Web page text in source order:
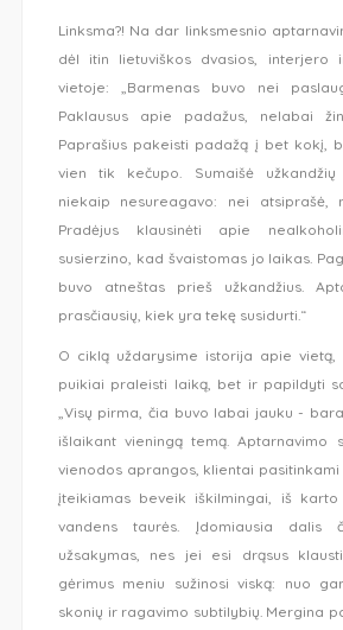
Linksma?! Na dar linksmesnio
dėl itin lietuviškos dvasios, interjero
vietoje: „Barmenas buvo nei
Paklausus apie padažus, nelabai
Paprašius pakeisti padažą į bet kokį,
vien tik kečupo. Sumaišė užkandžių
niekaip nesureagavo: nei atsiprašė,
Pradėjus klausinėti apie
susierzino, kad švaistomas jo laikas.
buvo atneštas prieš užkandžius.
prasčiausių, kiek yra tekę susidurti.“
O ciklą uždarysime istorija apie
puikiai praleisti laiką, bet ir papildyti
„Visų pirma, čia buvo labai jauku -
išlaikant vieningą temą. Aptarnavimo
vienodos aprangos, klientai pasitinkami
įteikiamas beveik iškilmingai, iš
vandens taurės. Įdomiausia dalis
užsakymas, nes jei esi drąsus
gėrimus meniu sužinosi viską: nuo
skonių ir ragavimo subtilybių. Mergina